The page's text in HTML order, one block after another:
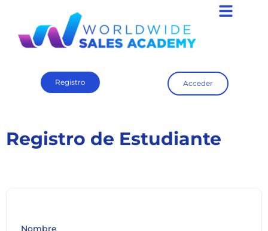
Registro Acceder
Registro de Estudiante
Nombre